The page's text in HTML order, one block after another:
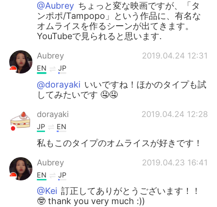
@Aubrey ちょっと変な映画ですが、「タ
ンポポ/Tampopo」という作品に、有名な
オムライスを作るシーンが出てきます。
YouTubeで見られると思います.
Aubrey 2019.04.24 12:31
EN JP
@dorayaki いいですね！ほかのタイプも試
してみたいです 🤤🤤
dorayaki 2019.04.24 12:28
JP EN
私もこのタイプのオムライスが好きです！
Aubrey 2019.04.23 16:41
EN JP
@Kei 訂正してありがとうございます！！
🤓 thank you very much :))